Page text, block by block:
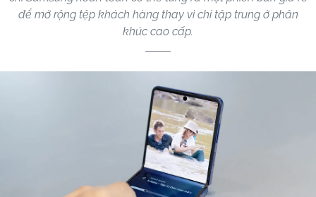
để mở rộng tệp khách hàng thay vì chỉ tập trung ở phân
khúc cao cấp.